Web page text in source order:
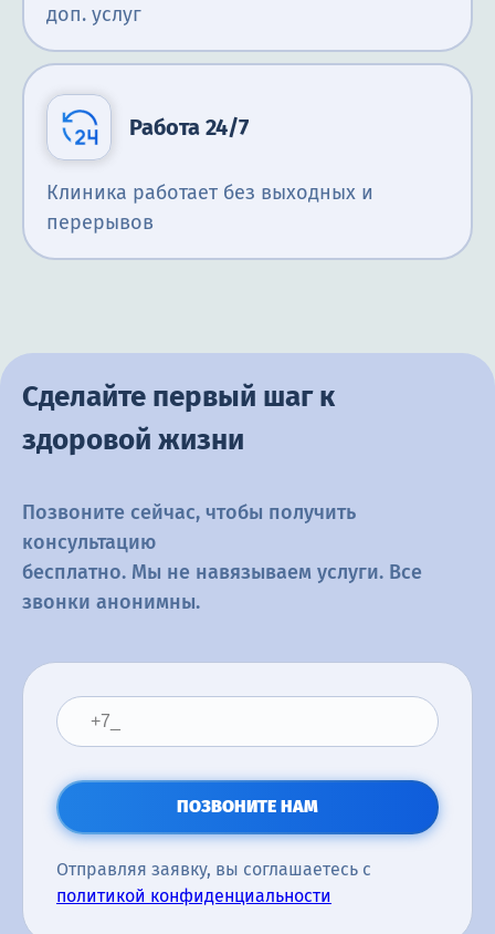
доп. услуг
Работа 24/7
Клиника работает без выходных и
перерывов
Сделайте первый шаг к
здоровой жизни
Позвоните сейчас, чтобы получить
консультацию
бесплатно. Мы не навязываем услуги. Все
звонки анонимны.
ПОЗВОНИТЕ НАМ
Отправляя заявку, вы соглашаетесь с
политикой конфиденциальности